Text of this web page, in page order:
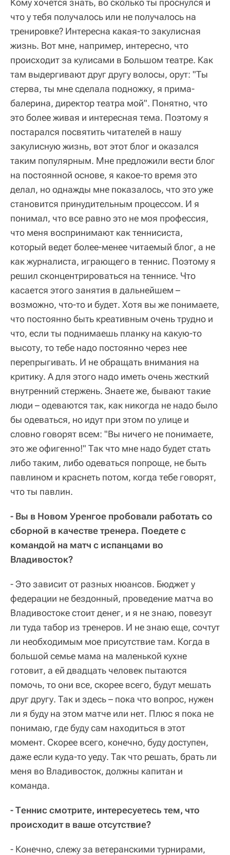
что у тебя получалось или не получалось на
тренировке? Интересна какая-то закулисная
жизнь. Вот мне, например, интересно, что
происходит за кулисами в Большом театре. Как
там выдергивают друг другу волосы, орут: "Ты
стерва, ты мне сделала подножку, я прима-
балерина, директор театра мой". Понятно, что
это более живая и интересная тема. Поэтому я
постарался посвятить читателей в нашу
закулисную жизнь, вот этот блог и оказался
таким популярным. Мне предложили вести блог
на постоянной основе, я какое-то время это
делал, но однажды мне показалось, что это уже
становится принудительным процессом. И я
понимал, что все равно это не моя профессия,
что меня воспринимают как теннисиста,
который ведет более-менее читаемый блог, а не
как журналиста, играющего в теннис. Поэтому я
решил сконцентрироваться на теннисе. Что
касается этого занятия в дальнейшем –
возможно, что-то и будет. Хотя вы же понимаете,
что постоянно быть креативным очень трудно и
что, если ты поднимаешь планку на какую-то
высоту, то тебе надо постоянно через нее
перепрыгивать. И не обращать внимания на
критику. А для этого надо иметь очень жесткий
внутренний стержень. Знаете же, бывают такие
люди – одеваются так, как никогда не надо было
бы одеваться, но идут при этом по улице и
словно говорят всем: "Вы ничего не понимаете,
это же офигенно!" Так что мне надо будет стать
либо таким, либо одеваться попроще, не быть
павлином и краснеть потом, когда тебе говорят,
что ты павлин.
- Вы в Новом Уренгое пробовали работать со
сборной в качестве тренера. Поедете с
командой на матч с испанцами во
Владивосток?
- Это зависит от разных нюансов. Бюджет у
федерации не бездонный, проведение матча во
Владивостоке стоит денег, и я не знаю, повезут
ли туда табор из тренеров. И не знаю еще, сочтут
ли необходимым мое присутствие там. Когда в
большой семье мама на маленькой кухне
готовит, а ей двадцать человек пытаются
помочь, то они все, скорее всего, будут мешать
друг другу. Так и здесь – пока что вопрос, нужен
ли я буду на этом матче или нет. Плюс я пока не
понимаю, где буду сам находиться в этот
момент. Скорее всего, конечно, буду доступен,
даже если куда-то уеду. Так что решать, брать ли
меня во Владивосток, должны капитан и
команда.
- Теннис смотрите, интересуетесь тем, что
происходит в ваше отсутствие?
- Конечно, слежу за ветеранскими турнирами,